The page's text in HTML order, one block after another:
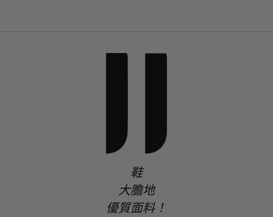
鞋
大膽地
優質面料！